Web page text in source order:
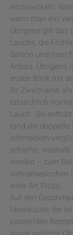
einzuwickeln.
wenn man ihn
Übrigens gilt das
Lauchs, die
Saison und man
Anbau. Übrigens
ersten Blick mit
ihr Zweitname
tatsächlich
Lauch. Sie
rund die
schmecken
schärfer,
werden – zum
vietnamesischen
einer Art Pizza.
Auf den
Ideenküche der
passenden